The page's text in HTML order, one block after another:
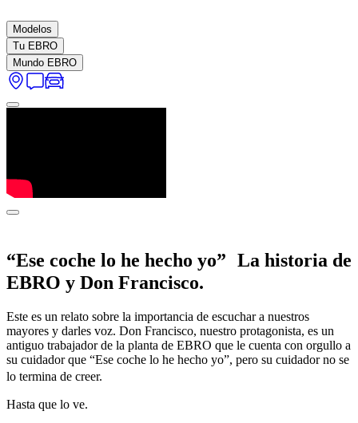
Modelos
Tu EBRO
Mundo EBRO
“Ese coche lo he hecho yo” La historia de
EBRO y Don Francisco.
Este es un relato sobre la importancia de escuchar a nuestros
mayores y darles voz. Don Francisco, nuestro protagonista, es un
antiguo trabajador de la planta de EBRO que le cuenta con orgullo a
su cuidador que “Ese coche lo he hecho yo”, pero su cuidador no se
lo termina de creer.
Hasta que lo ve.